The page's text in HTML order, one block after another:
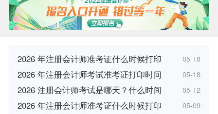
2026 年注册会计师准考证什么时候打印 05-18
2026 年注册会计师考试准考证打印时间 05-18
2026 注册会计师考试是哪天？什么时间 05-12
2026 年注册会计师准考证什么时候打印 05-09